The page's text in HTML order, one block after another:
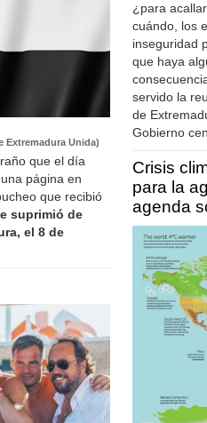
Extremadura Unida)
que el día
página en
que recibió
suprimió de
el 8 de
¿para
cuándo, los
inseguridad
que haya
servido la
de
Gobierno
Crisis
para la
agenda